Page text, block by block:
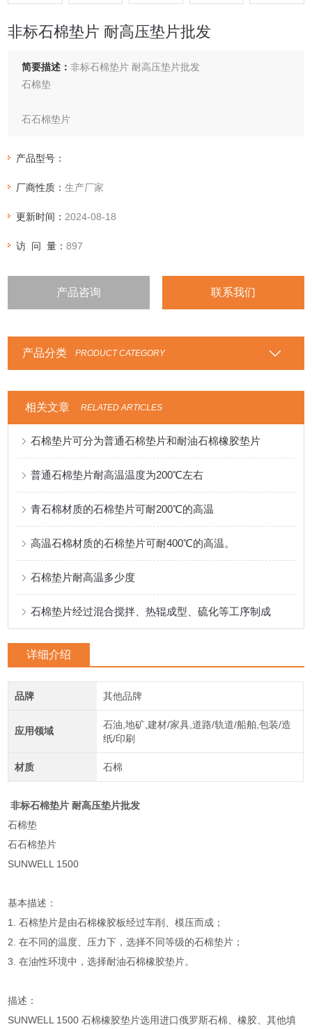
非标石棉垫片 耐高压垫片批发
简要描述：非标石棉垫片 耐高压垫片批发
石棉垫
石石棉垫片
1. 石棉垫片是由石棉橡胶板经过车削、模压而成；
3. 在油性环境中，选择耐油石棉橡胶垫片。
产品型号：
厂商性质：生产厂家
更新时间： 2024-08-18
访 问 量：897
产品咨询 联系我们
产品分类 PRODUCT CATEGORY
相关文章 RELATED ARTICLES
石棉垫片可分为普通石棉垫片和耐油石棉橡胶垫片
普通石棉垫片耐高温温度为200℃左右
青石棉材质的石棉垫片可耐200℃的高温
高温石棉材质的石棉垫片可耐400℃的高温。
石棉垫片耐高温多少度
石棉垫片经过混合搅拌、热辊成型、硫化等工序制成
详细介绍
品牌 其他品牌
应用领域
石油,地矿,建材/家具,道路/轨道/船舶,包装/造
纸/印刷
材质 石棉
非标石棉垫片 耐高压垫片批发
石棉垫
石石棉垫片
SUNWELL 1500
基本描述：
1. 石棉垫片是由石棉橡胶板经过车削、模压而成；
2. 在不同的温度、压力下，选择不同等级的石棉垫片；
3. 在油性环境中，选择耐油石棉橡胶垫片。
描述：
SUNWELL 1500 石棉橡胶垫片选用进口俄罗斯石棉、橡胶、其他填